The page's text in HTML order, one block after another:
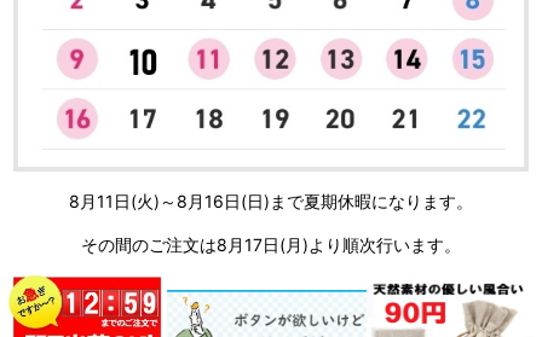
8月11日(火)～8月16日(日)まで夏期休暇になります。
その間のご注文は8月17日(月)より順次行います。